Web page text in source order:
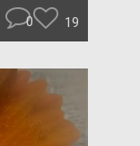
0 19